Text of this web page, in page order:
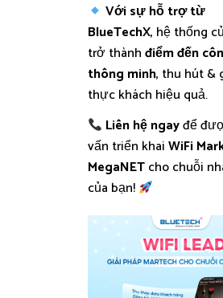
Với sự hỗ trợ từ
BlueTechX, hệ thống
trở thànhđiểm đến
thông minh, thu hút &
thực khách hiệu quả.
Liên hệ ngayđể
vấn triển khaiWiFi
MegaNETcho chuỗi
của bạn!